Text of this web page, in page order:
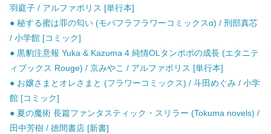
羽庭子 / アルファポリス [単行本]
● 秘する蜜は罪の匂い (モバフラフラワーコミックスα) / 刑部真芯
/ 小学館 [コミック]
● 黒豹注意報 Yuka & Kazuma 4 純情OLタンポポの成長 (エタニテ
ィブックス Rouge) / 京みやこ / アルファポリス [単行本]
● お嬢さまとオレさまと (フラワーコミックス) / 斗田めぐみ / 小学
館 [コミック]
● 夏の魔術 長篇ファンタスティック・スリラー (Tokuma novels) /
田中芳樹 / 徳間書店 [新書]